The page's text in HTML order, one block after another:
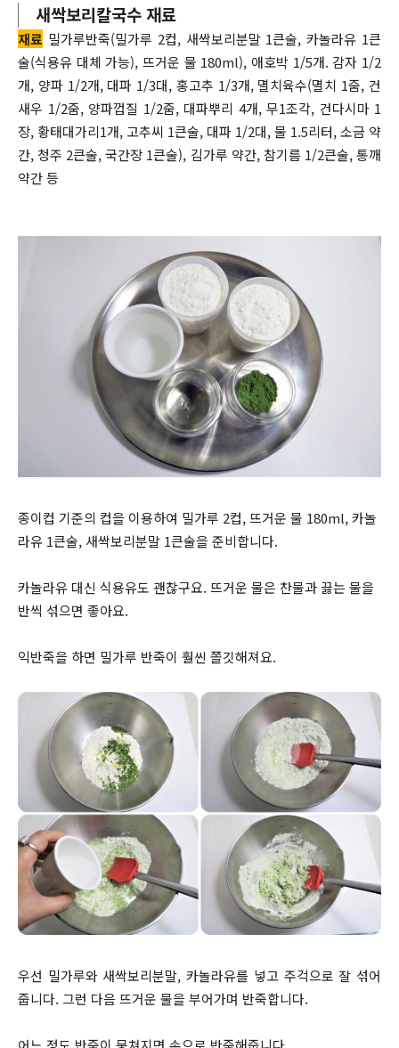
새싹보리칼국수 재료
재료 밀가루반죽(밀가루 2컵, 새싹보리분말 1큰술, 카놀라유 1큰
술(식용유 대체 가능), 뜨거운 물 180ml), 애호박 1/5개. 감자 1/2
개, 양파 1/2개, 대파 1/3대, 홍고추 1/3개, 멸치육수(멸치 1줌, 건
새우 1/2줌, 양파껍질 1/2줌, 대파뿌리 4개, 무1조각, 건다시마 1
장, 황태대가리1개, 고추씨 1큰술, 대파 1/2대, 물 1.5리터, 소금 약
간, 청주 2큰술, 국간장 1큰술), 김가루 약간, 참기름 1/2큰술, 통깨
약간 등
종이컵 기준의 컵을 이용하여 밀가루 2컵, 뜨거운 물 180ml, 카놀
라유 1큰술, 새싹보리분말 1큰술을 준비합니다.
카놀라유 대신 식용유도 괜찮구요. 뜨거운 물은 찬물과 끓는 물을
반씩 섞으면 좋아요.
익반죽을 하면 밀가루 반죽이 훨씬 쫄깃해져요.
우선 밀가루와 새싹보리분말, 카놀라유를 넣고 주걱으로 잘 섞어
줍니다. 그런 다음 뜨거운 물을 부어가며 반죽합니다.